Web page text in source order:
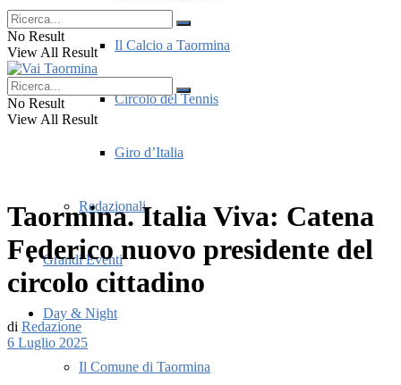
Il Calcio a Taormina
Circolo del Tennis
Giro d’Italia
Redazionali
Grandi Eventi
Day & Night
Il Comune di Taormina
No Result
View All Result
No Result
View All Result
Taormina. Italia Viva: Catena
Federico nuovo presidente del
circolo cittadino
di Redazione
6 Luglio 2025